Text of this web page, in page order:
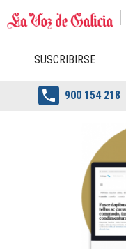
SUSCRIBIRSE
 900 154 218